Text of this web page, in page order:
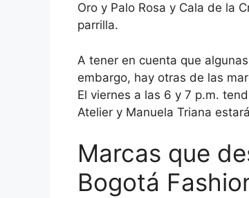
Oro y Palo Rosa y Cala de la
parrilla.
A tener en cuenta que
embargo, hay otras de las
El viernes a las 6 y 7 p.m.
Atelier y Manuela Triana
Marcas que
Bogotá